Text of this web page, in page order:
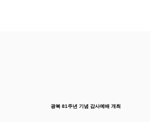
광복 81주년 기념 감사예배 개최